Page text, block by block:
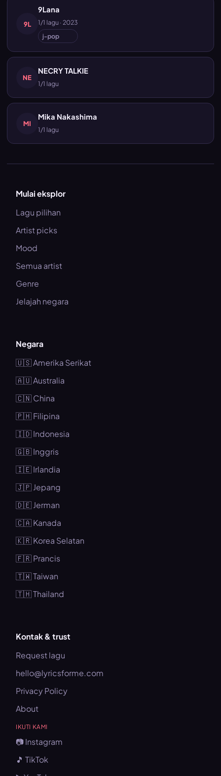
9L
9Lana
1/1 lagu · 2023
j-pop
NE
NECRY TALKIE
1/1 lagu
MI
Mika Nakashima
1/1 lagu
Mulai eksplor
Lagu pilihan
Artist picks
Mood
Semua artist
Genre
Jelajah negara
Negara
🇺🇸 Amerika Serikat
🇦🇺 Australia
🇨🇳 China
🇵🇭 Filipina
🇮🇩 Indonesia
🇬🇧 Inggris
🇮🇪 Irlandia
🇯🇵 Jepang
🇩🇪 Jerman
🇨🇦 Kanada
🇰🇷 Korea Selatan
🇫🇷 Prancis
🇹🇼 Taiwan
🇹🇭 Thailand
Kontak & trust
Request lagu
hello@lyricsforme.com
Privacy Policy
About
IKUTI KAMI
📷 Instagram
🎵 TikTok